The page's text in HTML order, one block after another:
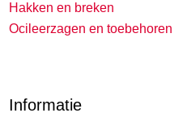
Hakken en breken
Ocileerzagen en toebehoren
Informatie